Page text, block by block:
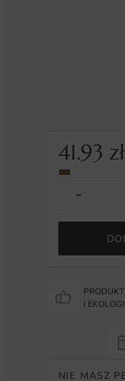
41.93zł
I
NIE MASZ